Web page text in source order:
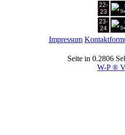
22-
23
23-
24
Impressum
Seite in 0.2806
W-P ®